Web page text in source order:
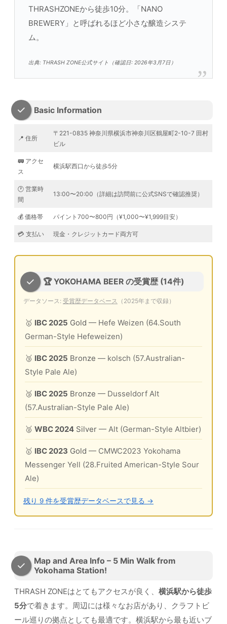
THRASHZONEから徒歩10分。「NANO
BREWERY」と呼ばれるほど小さな醸造システ
ム。
出典: THRASH ZONE公式サイト（確認日: 2026年3月7日）
Basic Information
📍 住所
〒221-0835 神奈川県横浜市神奈川区鶴屋町2-10-7 田村
ビル
🚃 アクセ
ス
横浜駅西口から徒歩5分
🕐 営業時
間
13:00〜20:00（詳細は訪問前に公式SNSで確認推奨）
💰 価格帯 パイント700〜800円（¥1,000〜¥1,999目安）
💳 支払い 現金・クレジットカード両方可
🏆 YOKOHAMA BEER の受賞歴 (14件)
データソース: 受賞歴データベース （2025年まで収録）
🥇 IBC 2025 Gold — Hefe Weizen (64.South
German-Style Hefeweizen)
🥉 IBC 2025 Bronze — kolsch (57.Australian-
Style Pale Ale)
🥉 IBC 2025 Bronze — Dusseldorf Alt
(57.Australian-Style Pale Ale)
🥈 WBC 2024 Silver — Alt (German-Style Altbier)
🥇 IBC 2023 Gold — CMWC2023 Yokohama
Messenger Yell (28.Fruited American-Style Sour
Ale)
残り 9 件を受賞歴データベースで見る →
Map and Area Info – 5 Min Walk from
Yokohama Station!
THRASH ZONEはとてもアクセスが良く、 横浜駅から徒歩
5分で着きます。周辺には様々なお店があり、クラフトビ
ール巡りの拠点としても最適です。横浜駅から最も近いブ